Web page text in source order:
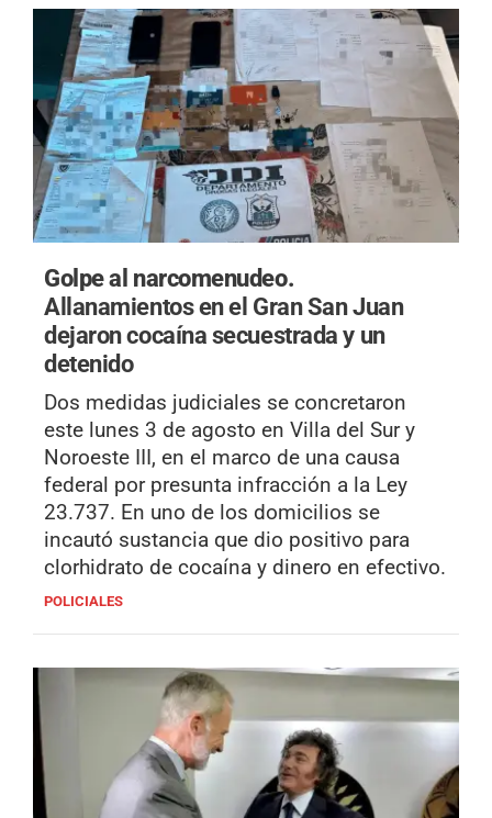
Golpe al narcomenudeo.
Allanamientos en el Gran San Juan
dejaron cocaína secuestrada y un
detenido
Dos medidas judiciales se concretaron
este lunes 3 de agosto en Villa del Sur y
Noroeste III, en el marco de una causa
federal por presunta infracción a la Ley
23.737. En uno de los domicilios se
incautó sustancia que dio positivo para
clorhidrato de cocaína y dinero en efectivo.
POLICIALES